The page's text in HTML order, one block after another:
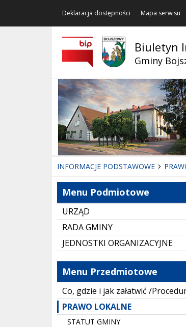
Deklaracja dostępności Mapa serwisu
Biuletyn
Gminy
INFORMACJE PODSTAWOWE
Menu Podmiotowe
URZĄD
RADA GMINY
JEDNOSTKI ORGANIZACYJNE
Menu Przedmiotowe
Co, gdzie i jak załatwić /
PRAWO LOKALNE
STATUT GMINY